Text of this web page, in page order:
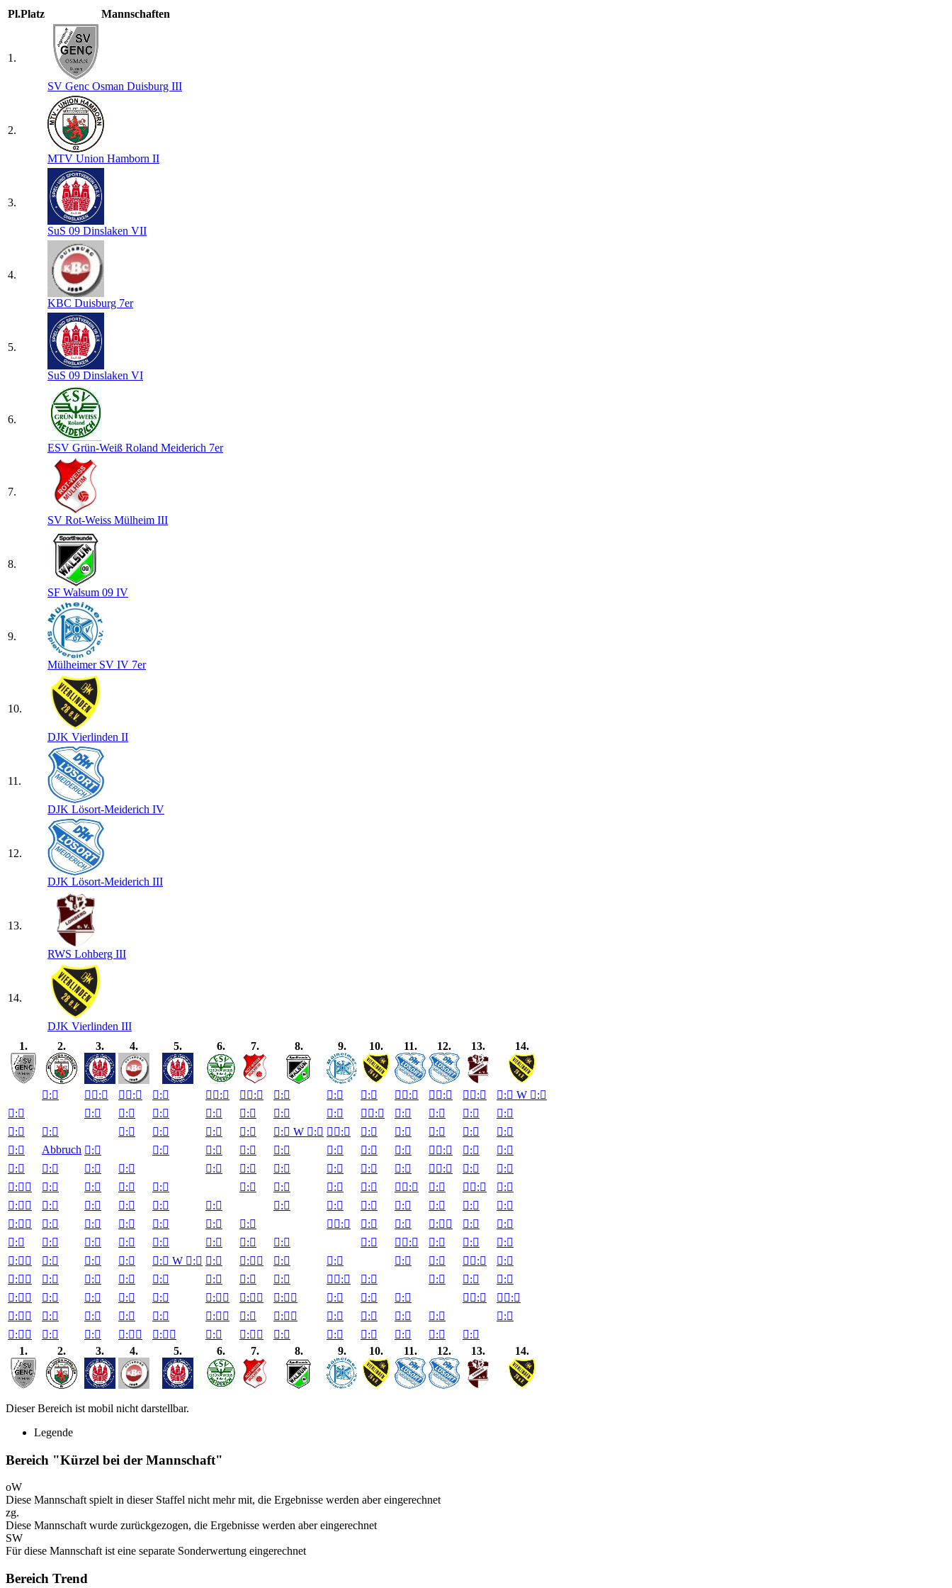
Pl.Platz Mannschaften
1.
SV Genc Osman Duisburg III
2.
MTV Union Hamborn II
3.
SuS 09 Dinslaken VII
4.
KBC Duisburg 7er
5.
SuS 09 Dinslaken VI
6.
ESV Grün-Weiß Roland Meiderich 7er
7.
SV Rot-Weiss Mülheim III
8.
SF Walsum 09 IV
9.
Mülheimer SV IV 7er
10.
DJK Vierlinden II
11.
DJK Lösort-Meiderich IV
12.
DJK Lösort-Meiderich III
13.
RWS Lohberg III
14.
DJK Vierlinden III
1.
2. 3. 4. 5. 6. 7. 8. 9. 10. 11. 12. 13. 14.
1. 2. 3. 4. 5. 6. 7. 8. 9. 10. 11. 12. 13. 14.
: : : : : : : : : : : : : W :
: : : : : : : : : : : : :
: : : : : : : W : : : : : : :
: Abbruch : : : : : : : : : : :
: : : : : : : : : : : : :
: : : : : : : : : : : : :
: : : : : : : : : : : : :
: : : : : : : : : : : : :
: : : : : : : : : : : : :
: : : : : W : : : : : : : : :
: : : : : : : : : : : : :
: : : : : : : : : : : : :
: : : : : : : : : : : : :
: : : : : : : : : : : : :
Dieser Bereich ist mobil nicht darstellbar.
Legende
Bereich "Kürzel bei der Mannschaft"
oW
Diese Mannschaft spielt in dieser Staffel nicht mehr mit, die Ergebnisse werden aber eingerechnet
zg.
Diese Mannschaft wurde zurückgezogen, die Ergebnisse werden aber eingerechnet
SW
Für diese Mannschaft ist eine separate Sonderwertung eingerechnet
Bereich Trend